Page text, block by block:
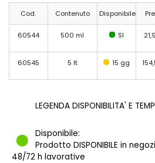
Cod. Contenuto Disponibile
60544 500 ml SI
60545 5 lt 15 gg
LEGENDA DISPONIBILITA' E
Disponibile:
Prodotto DISPONIBILE in
48/72 h lavorative